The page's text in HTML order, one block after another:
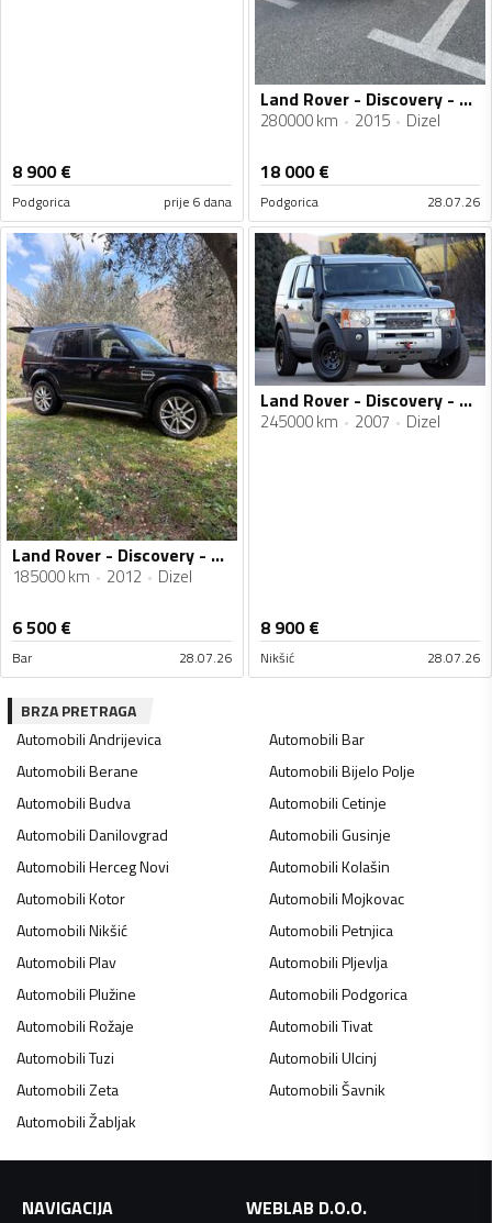
8 900€
Podgorica prije 6 dana
Land Rover - Discovery - 2.2
280000 km 2015 Dizel
18 000€
Podgorica 28.07.26
Land Rover - Discovery - Sdv6 gs
185000 km 2012 Dizel
6 500€
Bar 28.07.26
Land Rover - Discovery - 2.7 td
245000 km 2007 Dizel
8 900€
Nikšić 28.07.26
BRZA PRETRAGA
AutomobiliAndrijevica AutomobiliBar
AutomobiliBerane AutomobiliBijelo Polje
AutomobiliBudva AutomobiliCetinje
AutomobiliDanilovgrad AutomobiliGusinje
AutomobiliHerceg Novi AutomobiliKolašin
AutomobiliKotor AutomobiliMojkovac
AutomobiliNikšić AutomobiliPetnjica
AutomobiliPlav AutomobiliPljevlja
AutomobiliPlužine AutomobiliPodgorica
AutomobiliRožaje AutomobiliTivat
AutomobiliTuzi AutomobiliUlcinj
AutomobiliZeta AutomobiliŠavnik
AutomobiliŽabljak
NAVIGACIJA
WEBLAB D.O.O.